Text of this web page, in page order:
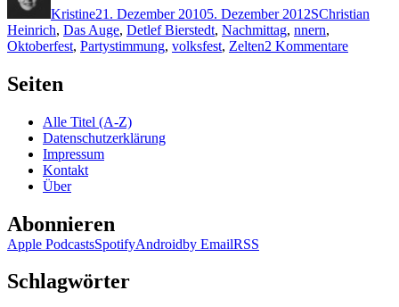
Kristine21. Dezember 20105. Dezember 2012SChristian
Heinrich, Das Auge, Detlef Bierstedt, Nachmittag, nnern,
Oktoberfest, Partystimmung, volksfest, Zelten2 Kommentarezu
Seiten
Alle Titel (A-Z)
Datenschutzerklärung
Impressum
Kontakt
Über
Abonnieren
Apple PodcastsSpotifyAndroidby EmailRSS
Schlagwörter